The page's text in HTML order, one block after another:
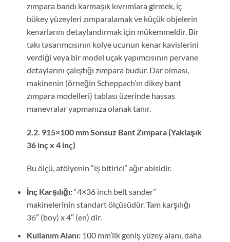
zımpara bandı karmaşık kıvrımlara girmek, iç
bükey yüzeyleri zımparalamak ve küçük objelerin
kenarlarını detaylandırmak için mükemmeldir. Bir
takı tasarımcısının kolye ucunun kenar kavislerini
verdiği veya bir model uçak yapımcısının pervane
detaylarını çalıştığı zımpara budur. Dar olması,
makinenin (örneğin Scheppach’ın dikey bant
zımpara modelleri) tablası üzerinde hassas
manevralar yapmanıza olanak tanır.
2.2. 915×100 mm Sonsuz Bant Zımpara (Yaklaşık
36 inç x 4 inç)
Bu ölçü, atölyenin “iş bitirici” ağır abisidir.
İnç Karşılığı:“4×36 inch belt sander”
makinelerinin standart ölçüsüdür. Tam karşılığı
36″ (boy) x 4″ (en) dir.
Kullanım Alanı:100 mm’lik geniş yüzey alanı, daha